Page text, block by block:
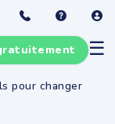
☰
pour changer